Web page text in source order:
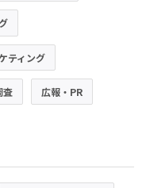
ティング
査 広報・PR